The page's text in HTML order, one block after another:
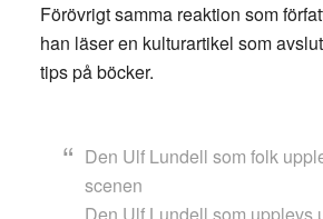
Förövrigt samma reaktion som
han läser en kulturartikel som
tips på böcker.
Den Ulf Lundell som folk
scenen